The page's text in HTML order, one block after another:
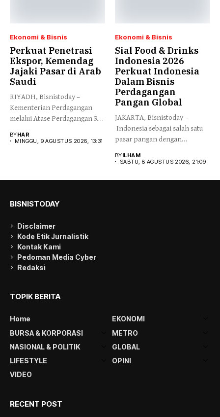
Ekonomi & Bisnis
Perkuat Penetrasi
Ekspor, Kemendag
Jajaki Pasar di Arab
Saudi
RIYADH, Bisnistoday –
Kementerian Perdagangan
melalui Atase Perdagangan RI
promosi...
BYHAR
MINGGU, 9 AGUSTUS 2026, 13:31
Ekonomi & Bisnis
Sial Food & Drinks
Indonesia 2026
Perkuat Indonesia
Dalam Bisnis
Perdagangan
Pangan Global
JAKARTA, Bisnistoday -
Indonesia sebagai salah satu
pasar pangan dengan
BYILHAM
SABTU, 8 AGUSTUS 2026, 21:09
BISNISTODAY
Disclaimer
Kode Etik Jurnalistik
Kontak Kami
Pedoman Media Cyber
Redaksi
TOPIK BERITA
Home
EKONOMI
BURSA & KORPORASI
METRO
NASIONAL & POLITIK
GLOBAL
LIFESTYLE
OPINI
VIDEO
RECENT POST